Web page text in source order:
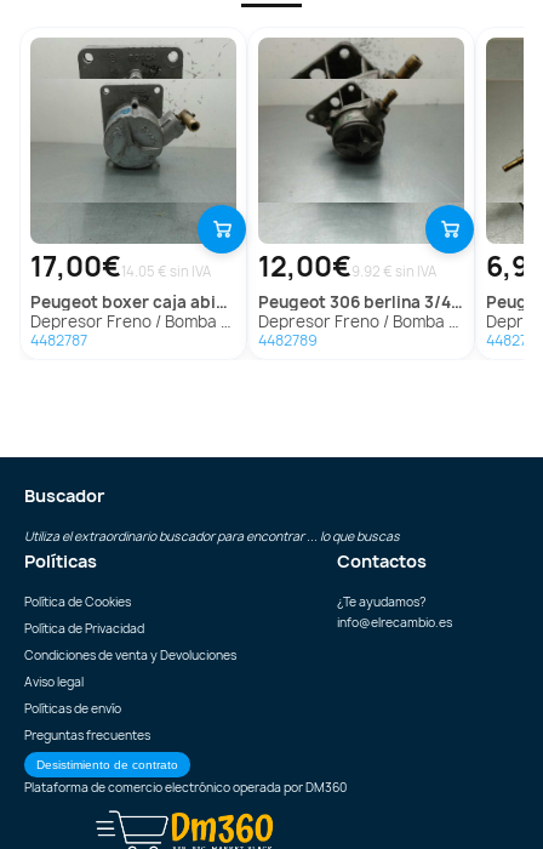
17,00€14.05 € sin IVA
peugeot boxer caja abierta (rs2850)(330)('02->)
Depresor Freno / Bomba Vacio para Peugeot Boxer Caja Abierta (Rs2850)(330)('02->)
4482787
12,00€9.92 € sin IVA
peugeot306 berlina 3/4/5 puertas (s2)
Depresor Freno / Bomba Vacio para Peugeot 306 Berlina 3/4/5 Puertas (S2)
4482789
Depresor
4482797
Buscador
Utiliza el extraordinario buscador para encontrar ... lo que buscas
Políticas
Política de Cookies
Política de Privacidad
Condiciones de venta y Devoluciones
Aviso legal
Políticas de envío
Preguntas frecuentes
Desistimiento de contrato
Contactos
¿Te ayudamos?
info@elrecambio.es
Plataforma de comercio electrónico operada porDM360